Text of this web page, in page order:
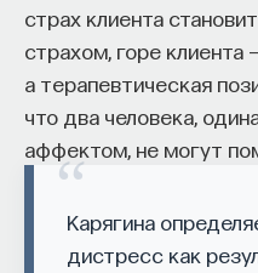
страх клиента
страхом, горе клиента
а терапевтическая
что два человека,
аффектом, не могут
Карягина
дистресс как